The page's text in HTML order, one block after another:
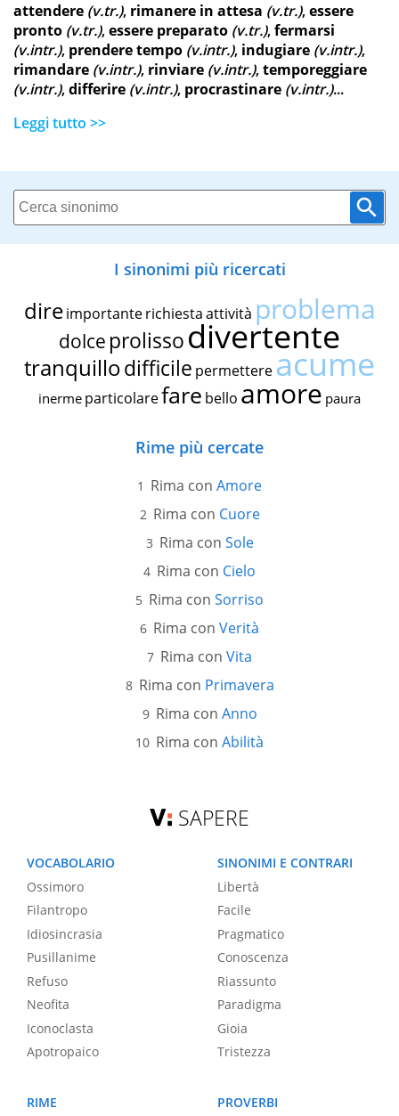
attendere (v.tr.), rimanere in attesa (v.tr.),essere
pronto (v.tr.),essere preparato (v.tr.),fermarsi
(v.intr.), prendere tempo (v.intr.), indugiare (v.intr.),
rimandare (v.intr.), rinviare (v.intr.),temporeggiare
(v.intr.),differire (v.intr.), procrastinare (v.intr.)...
Leggi tutto >>
I sinonimi più ricercati
dire importante richiestaattività problema
dolce prolissodivertente
tranquillodifficile permettereacume
inerme particolarefare bello amore paura
Rime più cercate
Rima con Amore
Rima con Cuore
Rima con Sole
Rima con Cielo
Rima con Sorriso
Rima con Verità
Rima con Vita
Rima con Primavera
Rima con Anno
Rima con Abilità
SAPERE
VOCABOLARIO
Ossimoro
Filantropo
Idiosincrasia
Pusillanime
Refuso
Neofita
Iconoclasta
Apotropaico
SINONIMI E CONTRARI
Libertà
Facile
Pragmatico
Conoscenza
Riassunto
Paradigma
Gioia
Tristezza
RIME
PROVERBI